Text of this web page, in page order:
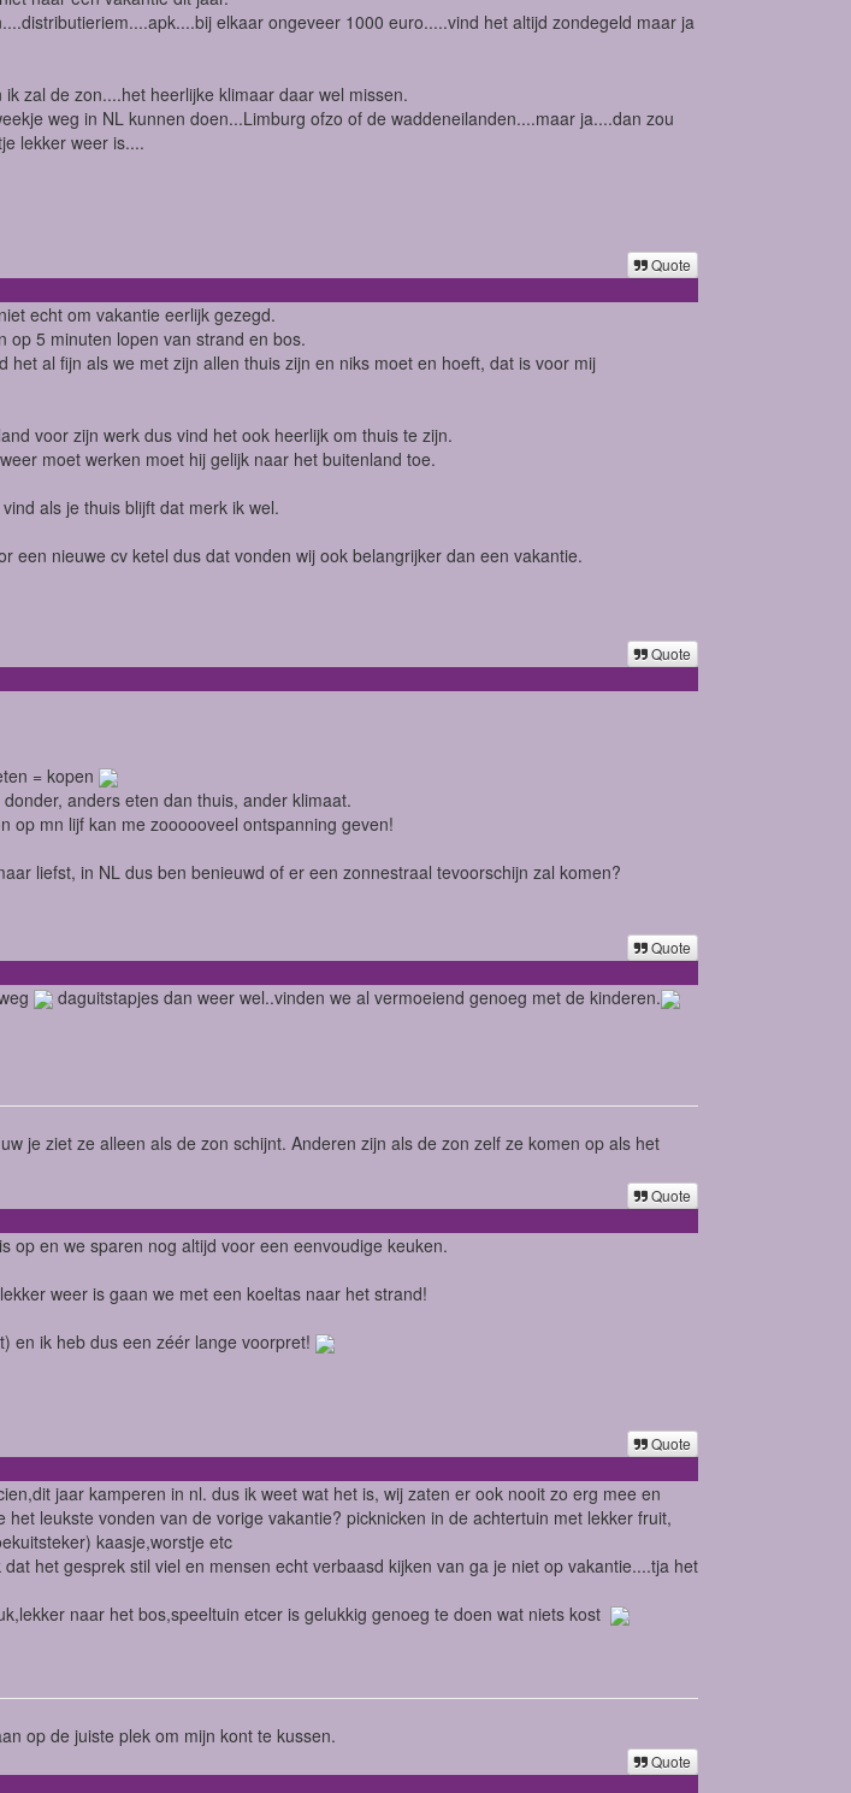
elkaar ongeveer 1000 euro.....vind het altijd zondegeld maar ja
zal de zon....het heerlijke klimaar daar wel missen.
weg in NL kunnen doen...Limburg ofzo of de waddeneilanden....maar ja....dan zou
lekker weer is....
Quote
echt om vakantie eerlijk gezegd.
op 5 minuten lopen van strand en bos.
het al fijn als we met zijn allen thuis zijn en niks moet en hoeft, dat is voor mij
voor zijn werk dus vind het ook heerlijk om thuis te zijn.
moet werken moet hij gelijk naar het buitenland toe.
als je thuis blijft dat merk ik wel.
een nieuwe cv ketel dus dat vonden wij ook belangrijker dan een vakantie.
Quote
= kopen
anders eten dan thuis, ander klimaat.
op mn lijf kan me zoooooveel ontspanning geven!
liefst, in NL dus ben benieuwd of er een zonnestraal tevoorschijn zal komen?
Quote
daguitstapjes dan weer wel..vinden we al vermoeiend genoeg met de kinderen.
je ziet ze alleen als de zon schijnt. Anderen zijn als de zon zelf ze komen op als het
Quote
op en we sparen nog altijd voor een eenvoudige keuken.
weer is gaan we met een koeltas naar het strand!
en ik heb dus een zéér lange voorpret!
Quote
jaar kamperen in nl. dus ik weet wat het is, wij zaten er ook nooit zo erg mee en
het leukste vonden van de vorige vakantie? picknicken in de achtertuin met lekker fruit,
kaasje,worstje etc
het gesprek stil viel en mensen echt verbaasd kijken van ga je niet op vakantie....tja het
naar het bos,speeltuin etcer is gelukkig genoeg te doen wat niets kost
op de juiste plek om mijn kont te kussen.
Quote